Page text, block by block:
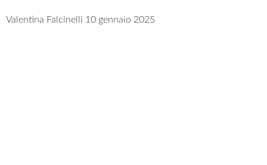
Valentina Falcinelli 10 gennaio 2025